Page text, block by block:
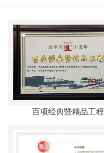
百项经典暨精品工程